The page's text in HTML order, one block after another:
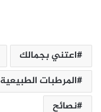
اعتني بجمالك
المرطبات الطبيعية
نصائح